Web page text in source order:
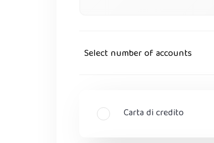
Select number of accounts
Carta di credito